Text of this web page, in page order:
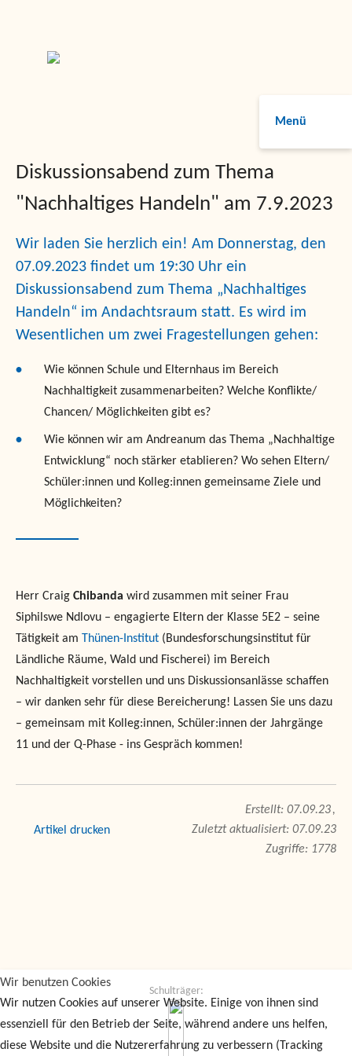
Menü
Diskussionsabend zum Thema
"Nachhaltiges Handeln" am 7.9.2023
Wir laden Sie herzlich ein! Am Donnerstag, den
07.09.2023 findet um 19:30 Uhr ein
Diskussionsabend zum Thema „Nachhaltiges
Handeln“ im Andachtsraum statt. Es wird im
Wesentlichen um zwei Fragestellungen gehen:
Wie können Schule und Elternhaus im Bereich
Nachhaltigkeit zusammenarbeiten? Welche Konflikte/
Chancen/ Möglichkeiten gibt es?
Wie können wir am Andreanum das Thema „Nachhaltige
Entwicklung“ noch stärker etablieren? Wo sehen Eltern/
Schüler:innen und Kolleg:innen gemeinsame Ziele und
Möglichkeiten?
Herr Craig Chibanda wird zusammen mit seiner Frau
Siphilswe Ndlovu – engagierte Eltern der Klasse 5E2 – seine
Tätigkeit am Thünen-Institut (Bundesforschungsinstitut für
Ländliche Räume, Wald und Fischerei) im Bereich
Nachhaltigkeit vorstellen und uns Diskussionsanlässe schaffen
– wir danken sehr für diese Bereicherung! Lassen Sie uns dazu
– gemeinsam mit Kolleg:innen, Schüler:innen der Jahrgänge
11 und der Q-Phase - ins Gespräch kommen!
drucken
07.09.23
Zuletzt aktualisiert: 07.09.23
Zugriffe: 1778
Schulträger:
Wir benutzen Cookies
Wir nutzen Cookies auf unserer Website. Einige von ihnen sind
essenziell für den Betrieb der Seite, während andere uns helfen,
diese Website und die Nutzererfahrung zu verbessern (Tracking